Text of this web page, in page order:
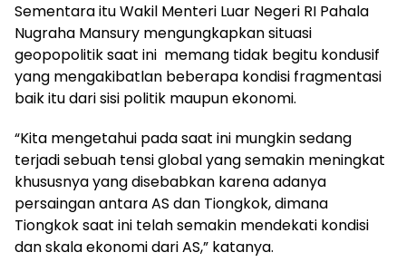
Sementara itu Wakil Menteri Luar Negeri RI Pahala
Nugraha Mansury mengungkapkan situasi
geopopolitik saat ini memang tidak begitu kondusif
yang mengakibatlan beberapa kondisi fragmentasi
baik itu dari sisi politik maupun ekonomi.
“Kita mengetahui pada saat ini mungkin sedang
terjadi sebuah tensi global yang semakin meningkat
khususnya yang disebabkan karena adanya
persaingan antara AS dan Tiongkok, dimana
Tiongkok saat ini telah semakin mendekati kondisi
dan skala ekonomi dari AS,” katanya.